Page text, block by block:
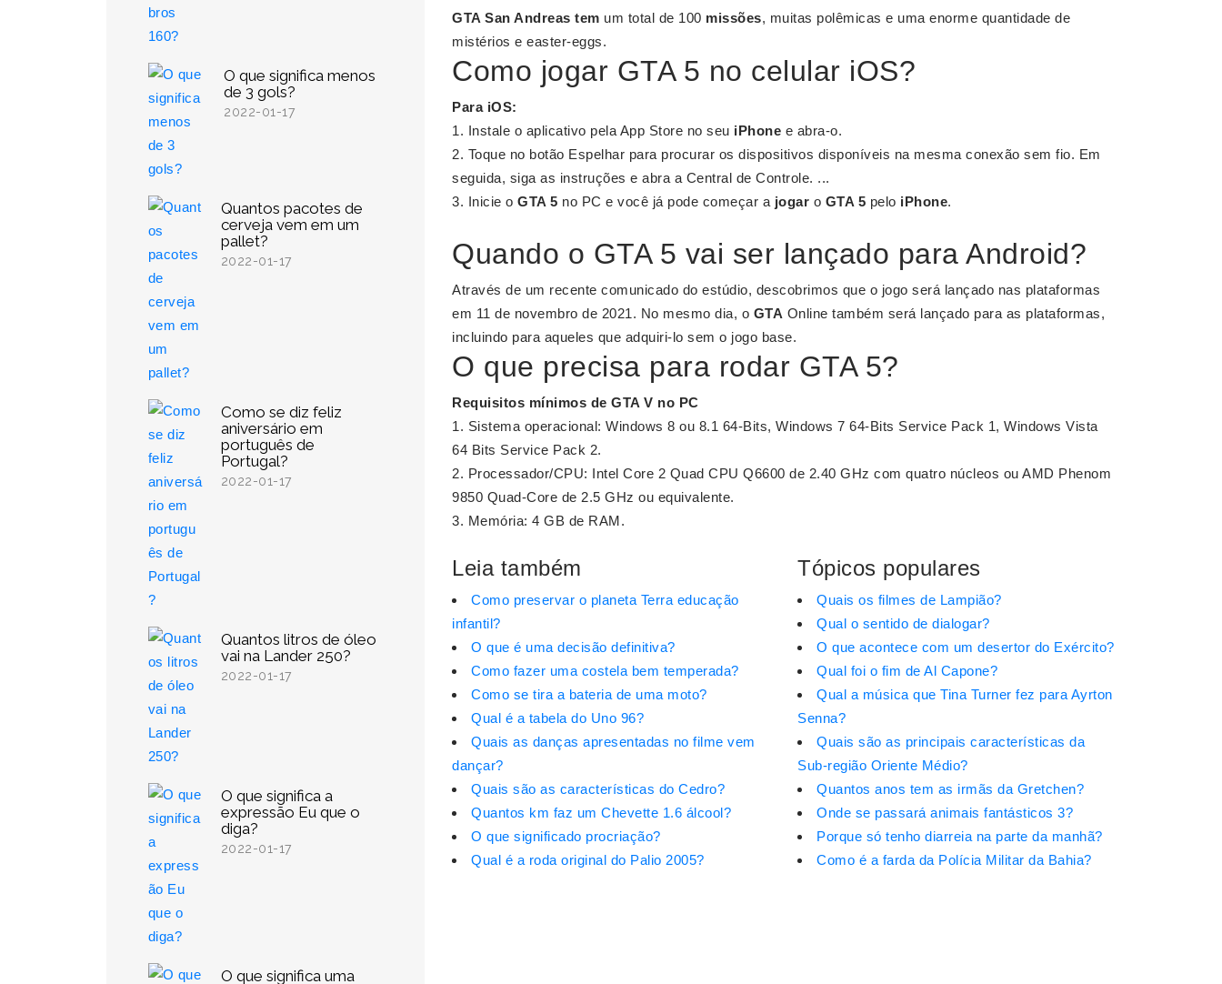
O que significa menos
de 3 gols?
2022-01-17
Quantos pacotes de
cerveja vem em um
pallet?
2022-01-17
Como se diz feliz
aniversário em
português de
Portugal?
2022-01-17
Quantos litros de óleo
vai na Lander 250?
2022-01-17
O que significa a
expressão Eu que o
diga?
2022-01-17
O que significa uma
GTA San Andreas tem um total de 100 missões, muitas polêmicas e uma enorme quantidade de
mistérios e easter-eggs.
Como jogar GTA 5 no celular iOS?
Para iOS:
Instale o aplicativo pela App Store no seu iPhone e abra-o.
Toque no botão Espelhar para procurar os dispositivos disponíveis na mesma conexão sem fio. Em
seguida, siga as instruções e abra a Central de Controle. ...
Inicie o GTA 5 no PC e você já pode começar a jogar o GTA 5 pelo iPhone.
Quando o GTA 5 vai ser lançado para Android?
Através de um recente comunicado do estúdio, descobrimos que o jogo será lançado nas plataformas
em 11 de novembro de 2021. No mesmo dia, o GTA Online também será lançado para as plataformas,
incluindo para aqueles que adquiri-lo sem o jogo base.
O que precisa para rodar GTA 5?
Requisitos mínimos de GTA V no PC
Sistema operacional: Windows 8 ou 8.1 64-Bits, Windows 7 64-Bits Service Pack 1, Windows Vista
64 Bits Service Pack 2.
Processador/CPU: Intel Core 2 Quad CPU Q6600 de 2.40 GHz com quatro núcleos ou AMD Phenom
9850 Quad-Core de 2.5 GHz ou equivalente.
Memória: 4 GB de RAM.
Leia também
Como preservar o planeta Terra educação
infantil?
O que é uma decisão definitiva?
Como fazer uma costela bem temperada?
Como se tira a bateria de uma moto?
Qual é a tabela do Uno 96?
Quais as danças apresentadas no filme vem
dançar?
Quais são as características do Cedro?
Quantos km faz um Chevette 1.6 álcool?
O que significado procriação?
Qual é a roda original do Palio 2005?
Tópicos populares
Quais os filmes de Lampião?
Qual o sentido de dialogar?
O que acontece com um desertor do Exército?
Qual foi o fim de Al Capone?
Qual a música que Tina Turner fez para Ayrton
Senna?
Quais são as principais características da
Sub-região Oriente Médio?
Quantos anos tem as irmãs da Gretchen?
Onde se passará animais fantásticos 3?
Porque só tenho diarreia na parte da manhã?
Como é a farda da Polícia Militar da Bahia?